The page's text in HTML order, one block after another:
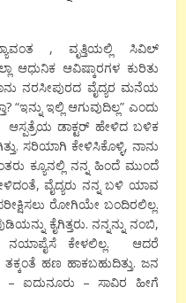
, ವೃತ್ತಿಯಲ್ಲಿ ಸಿವಿಲ್
ಆವಿಷ್ಕಾರಗಳ ಕುರಿತು
ನರಸೀಪುರದ ವೈದ್ಯರ ಮನೆಯ
“ಇನ್ನು ಇಲ್ಲಿ ಆಗುವುದಿಲ್ಲ” ಎಂದು
ಆಸ್ಪತ್ರೆಯ ಡಾಕ್ಟರ್ ಹೇಳಿದ ಬಳಿಕ
ಸರಿಯಾಗಿ ಕೇಳಿಸಿಕೊಳ್ಳಿ, ನಾನು
ಕ್ಯೂನಲ್ಲಿ ನನ್ನ ಹಿಂದೆ ಮುಂದೆ
ವೈದ್ಯರು ನನ್ನ ಬಳಿ ಯಾವ
ರೋಗಿಯೇ ಬಂದಿರಲಿಲ್ಲ.
ಕೈಗಿತ್ತರು. ನನ್ನನ್ನು ನಂಬಿ,
ನಯಾಪೈಸೆ ಕೇಳಲಿಲ್ಲ. ಆದರೆ
ಹಣ ಹಾಕಬಹುದಿತ್ತು. ಜನ
– ಐದುನೂರು – ಸಾವಿರ ಹೀಗೆ